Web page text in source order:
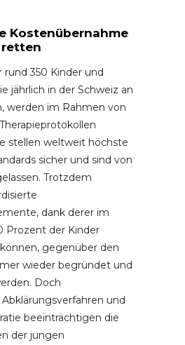
Kostenübernahme
retten
rund 350 Kinder und
jährlich in der Schweiz an
werden im Rahmen von
stellen weltweit höchste
sicher und sind von
Trotzdem
dank derer im
Prozent der Kinder
gegenüber den
wieder begründet und
Doch
und
beeinträchtigen die
der jungen